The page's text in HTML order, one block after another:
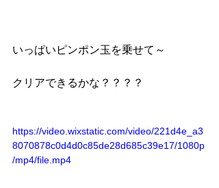
いっぱいピンポン玉を乗せて～
クリアできるかな？？？？
https://video.wixstatic.com/video/221d4e_a3
8070878c0d4d0c85de28d685c39e17/1080p
/mp4/file.mp4